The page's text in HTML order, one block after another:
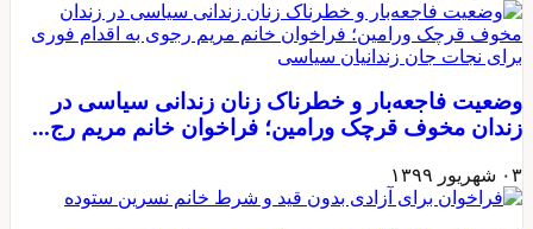
فاجعه‌بار و خطرناک زنان زندانی سیاسی در
مخوف قرچک ورامین؛ فراخوان خانم مریم رج...
۱۳۹۹